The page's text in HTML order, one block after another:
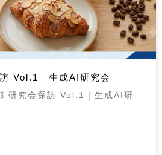
Vol.1｜生成AI研究会
研究会探訪 Vol.1｜生成AI研